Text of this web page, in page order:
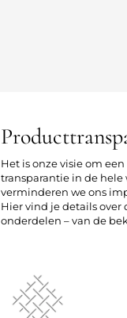
Het is onze visie om
transparantie in de
verminderen we ons
Hier vind je details
onderdelen – van de